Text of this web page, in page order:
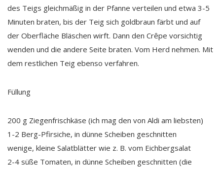
des Teigs gleichmäßig in der Pfanne verteilen und etwa 3-5
Minuten braten, bis der Teig sich goldbraun färbt und auf
der Oberfläche Bläschen wirft. Dann den Crêpe vorsichtig
wenden und die andere Seite braten. Vom Herd nehmen. Mit
dem restlichen Teig ebenso verfahren.
Füllung
200 g Ziegenfrischkäse (ich mag den von Aldi am liebsten)
1-2 Berg-Pfirsiche, in dünne Scheiben geschnitten
wenige, kleine Salatblätter wie z. B. vom Eichbergsalat
2-4 süße Tomaten, in dünne Scheiben geschnitten (die